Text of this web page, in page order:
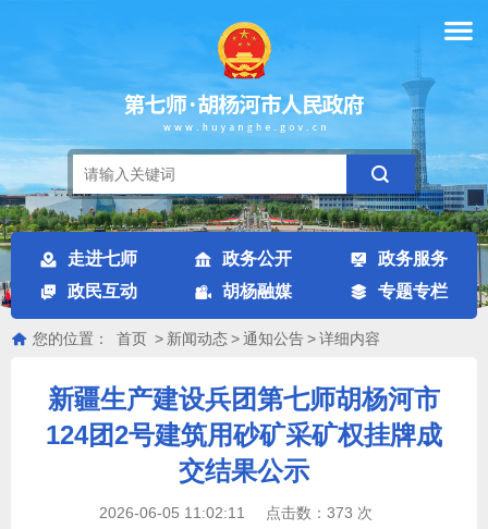
走进七师 政务公开
政务服务
政民互动
胡杨融媒 专题专栏
您的位置： 首页 > 新闻动态>通知公告>详细内容
新疆生产建设兵团第七师胡杨河市
124团2号建筑用砂矿采矿权挂牌成
交结果公示
2026-06-05 11:02:11 点击数： 373 次